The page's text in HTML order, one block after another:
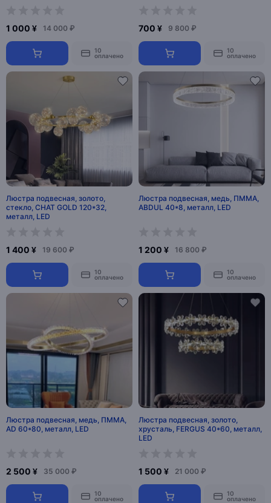
1 000 ¥ 14 000 ₽
10
оплачено
700 ¥ 9 800 ₽
10
оплачено
Люстра подвесная, золото,
стекло, CHAT GOLD 120*32,
металл, LED
1 400 ¥ 19 600 ₽
10
оплачено
Люстра подвесная, медь, ПММА,
ABDUL 40*8, металл, LED
1 200 ¥ 16 800 ₽
10
оплачено
Люстра подвесная, медь, ПММА,
AD 60*80, металл, LED
2 500 ¥ 35 000 ₽
10
оплачено
Люстра подвесная, золото,
хрусталь, FERGUS 40*60, металл,
LED
1 500 ¥ 21 000 ₽
10
оплачено